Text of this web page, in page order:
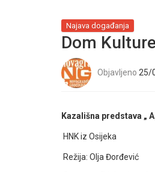
Najava događanja
Dom
Objavljeno 25/
Kazališna predstava „
HNK iz Osijeka
Režija: Olja Đorđević